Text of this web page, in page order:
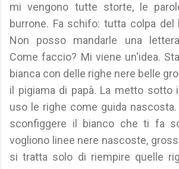
mi vengono tutte storte, le
burrone. Fa schifo: tutta colpa del
Non posso mandarle una
Come faccio? Mi viene un'idea.
bianca con delle righe nere belle
il pigiama di papà. La metto sotto
uso le righe come guida
sconfiggere il bianco che ti fa
vogliono linee nere nascoste,
si tratta solo di riempire quelle